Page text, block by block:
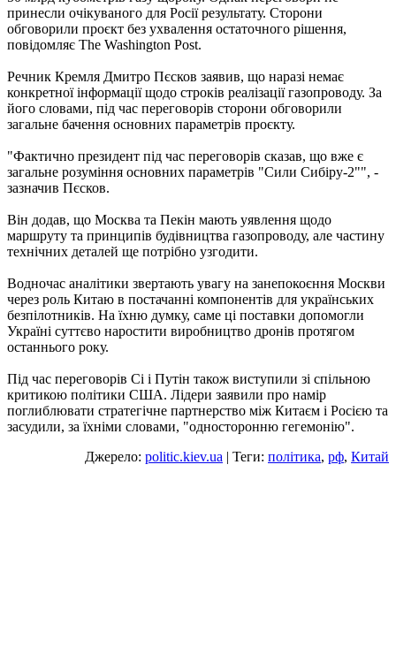
принесли очікуваного для Росії результату. Сторони
обговорили проєкт без ухвалення остаточного рішення,
повідомляє The Washington Post.
Речник Кремля Дмитро Пєсков заявив, що наразі немає
конкретної інформації щодо строків реалізації газопроводу. За
його словами, під час переговорів сторони обговорили
загальне бачення основних параметрів проєкту.
"Фактично президент під час переговорів сказав, що вже є
загальне розуміння основних параметрів "Сили Сибіру-2"", -
зазначив Пєсков.
Він додав, що Москва та Пекін мають уявлення щодо
маршруту та принципів будівництва газопроводу, але частину
технічних деталей ще потрібно узгодити.
Водночас аналітики звертають увагу на занепокоєння Москви
через роль Китаю в постачанні компонентів для українських
безпілотників. На їхню думку, саме ці поставки допомогли
Україні суттєво наростити виробництво дронів протягом
останнього року.
Під час переговорів Сі і Путін також виступили зі спільною
критикою політики США. Лідери заявили про намір
поглиблювати стратегічне партнерство між Китаєм і Росією та
засудили, за їхніми словами, "односторонню гегемонію".
Джерело: politic.kiev.ua | Теги: політика, рф, Китай